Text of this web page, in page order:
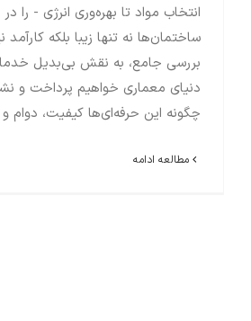
انتخاب مواد تا بهره‌وری انرژی - را
ساختمان‌ها نه تنها زیبا بلکه کارآمد
بررسی جامع، به نقش بی‌بدیل
دنیای معماری خواهیم پرداخت و
چگونه این حرفه‌ای‌ها کیفیت، دوام
مطالعه ادامه